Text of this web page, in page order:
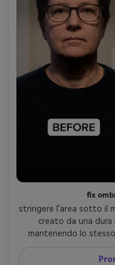
fix
stringere l'area sotto il
creato da una dura
mantenendo lo
tono della pelle e lo
illuminazione originale